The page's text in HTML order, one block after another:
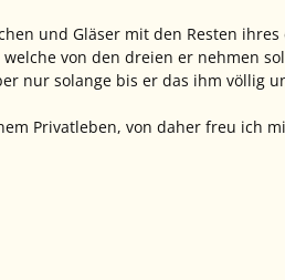
und Gläser mit den Resten ihres
von den dreien er nehmen
nur solange bis er das ihm völlig
Privatleben, von daher freu ich